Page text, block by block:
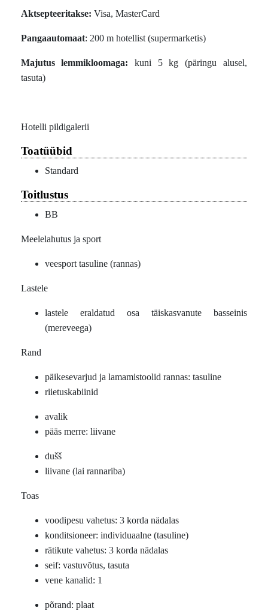
Aktsepteeritakse: Visa, MasterCard
Pangaautomaat: 200 m hotellist (supermarketis)
Majutus lemmikloomaga: kuni 5 kg (päringu alusel,
tasuta)
Hotelli pildigalerii
Toatüübid
Standard
Toitlustus
BB
Meelelahutus ja sport
veesport tasuline (rannas)
Lastele
lastele eraldatud osa täiskasvanute basseinis
(mereveega)
Rand
päikesevarjud ja lamamistoolid rannas: tasuline
riietuskabiinid
avalik
pääs merre: liivane
dušš
liivane (lai rannariba)
Toas
voodipesu vahetus: 3 korda nädalas
konditsioneer: individuaalne (tasuline)
rätikute vahetus: 3 korda nädalas
seif: vastuvõtus, tasuta
vene kanalid: 1
põrand: plaat